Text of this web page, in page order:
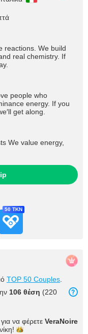
reactions. We build
real chemistry. If
people who
energy. If you
get along.
We value energy,
50 TKN
TOP 50 Couples
106 θέση (220
να φέρετε VeraNoire
νίκη!